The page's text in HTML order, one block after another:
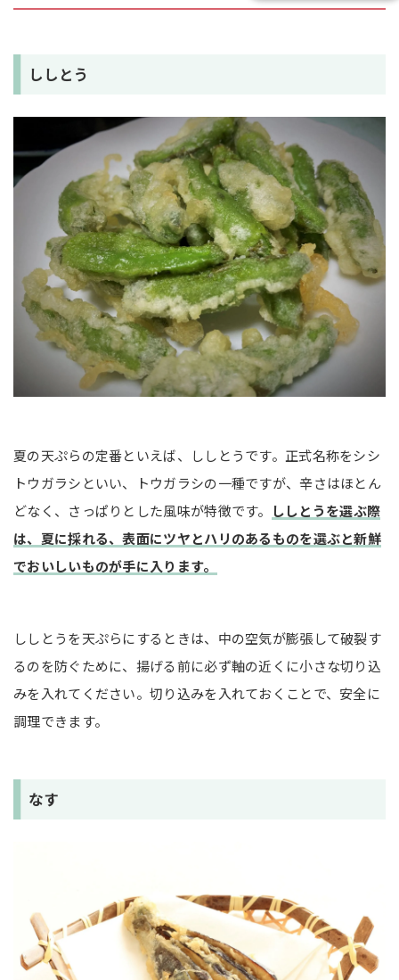
ししとう
夏の天ぷらの定番といえば、ししとうです。正式名称をシシ
トウガラシといい、トウガラシの一種ですが、辛さはほとん
どなく、さっぱりとした風味が特徴です。
ししとうを選ぶ際
は、夏に採れる、表面にツヤとハリのあるものを選ぶと新鮮
でおいしいものが手に入ります。
ししとうを天ぷらにするときは、中の空気が膨張して破裂す
るのを防ぐために、揚げる前に必ず軸の近くに小さな切り込
みを入れてください。切り込みを入れておくことで、安全に
調理できます。
なす